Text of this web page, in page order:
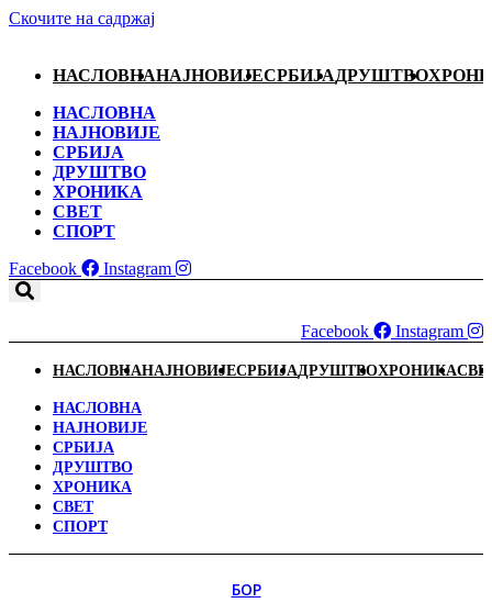
Скочите на садржај
НАСЛОВНАНАЈНОВИЈЕСРБИЈАДРУШТВО
НАСЛОВНА
НАЈНОВИЈЕ
СРБИЈА
ДРУШТВО
ХРОНИКА
СВЕТ
СПОРТ
Facebook
Instagram
Facebook Instagram
НАСЛОВНАНАЈНОВИЈЕСРБИЈАДРУШТВОХРОНИКА
НАСЛОВНА
НАЈНОВИЈЕ
СРБИЈА
ДРУШТВО
ХРОНИКА
СВЕТ
СПОРТ
БОР